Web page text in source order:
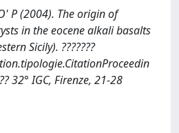
P (2004). The origin of
in the eocene alkali basalts
Sicily). ???????
32° IGC, Firenze, 21-28